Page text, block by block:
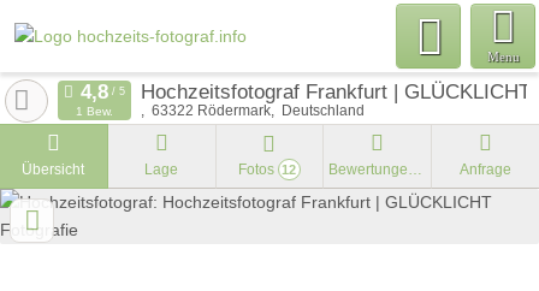
Menu
Hochzeitsfotograf Frankfurt | GLÜCKLICHT
63322 Rödermark Deutschland
1 Bew.
Übersicht Lage Fotos 12 Bewertungen Anfrage